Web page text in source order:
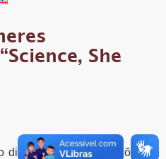
She
dia 30/11/2023 indicações de